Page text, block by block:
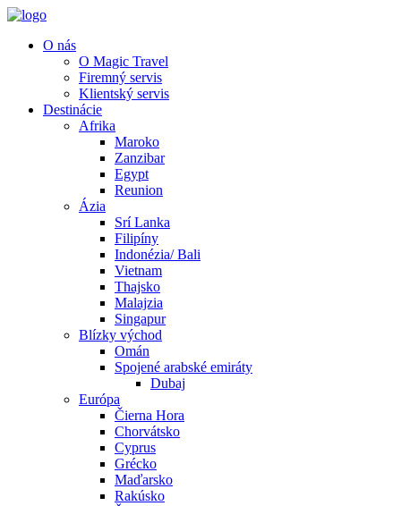
O nás
O Magic Travel
Firemný servis
Klientský servis
Destinácie
Afrika
Maroko
Zanzibar
Egypt
Reunion
Ázia
Srí Lanka
Filipíny
Indonézia/ Bali
Vietnam
Thajsko
Malajzia
Singapur
Blízky východ
Omán
Spojené arabské emiráty
Dubaj
Európa
Čierna Hora
Chorvátsko
Cyprus
Grécko
Maďarsko
Rakúsko